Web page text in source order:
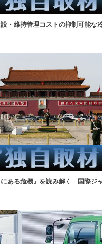
設・維持管理コストの抑制可能な
にある危機」を読み解く 国際ジ